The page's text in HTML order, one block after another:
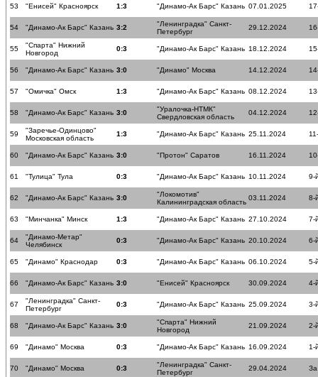
53 "Енисей" Красноярск 1:3 "Динамо-Ак Барс" Казань 07.01.2025
54 "Динамо-Ак Барс" Казань 3:2
"Ленинградка" Санкт-
Петербург
29.12.2024
55
"Спарта" Нижний
Новгород
0:3 "Динамо-Ак Барс" Казань 18.12.2024
56 "Динамо-Ак Барс" Казань 3:0 "Динамо" Москва 14.12.2024
57 "Омичка" Омск 1:3 "Динамо-Ак Барс" Казань 08.12.2024
58 "Динамо-Ак Барс" Казань 3:0
"Уралочка-НТМК"
Свердловская область
04.12.2024
59
"Заречье-Одинцово"
Московская область
1:3 "Динамо-Ак Барс" Казань 25.11.2024
60 "Динамо-Ак Барс" Казань 3:0 "Протон" Саратов 16.11.2024
61 "Тулица" Тула 0:3 "Динамо-Ак Барс" Казань 10.11.2024 9-
62 "Динамо-Ак Барс" Казань 3:0
"Локомотив"
Калининградская область
03.11.2024 8-
63 "Минчанка" Минск 1:3 "Динамо-Ак Барс" Казань 27.10.2024 7-
64
"Динамо-Метар"
Челябинск
0:3 "Динамо-Ак Барс" Казань 20.10.2024 6-
65 "Динамо" Краснодар 0:3 "Динамо-Ак Барс" Казань 06.10.2024 5-
66 "Динамо-Ак Барс" Казань 3:0 "Енисей" Красноярск 30.09.2024 4-
67
"Ленинградка" Санкт-
Петербург
0:3 "Динамо-Ак Барс" Казань 25.09.2024 3-
68 "Динамо-Ак Барс" Казань 3:0
"Спарта" Нижний
Новгород
21.09.2024 2-
69 "Динамо" Москва 0:3 "Динамо-Ак Барс" Казань 16.09.2024 1-
70 "Динамо" Москва 0:3
"Ленинградка" Санкт-
Петербург
29.04.2024